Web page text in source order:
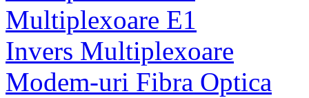
Multiplexoare E1
Invers Multiplexoare
Modem-uri Fibra Optica